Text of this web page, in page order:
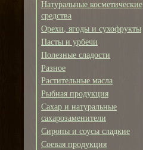
Натуральные косметические
средства
Орехи, ягоды и сухофрукты
Пасты и урбечи
Полезные сладости
Разное
Растительные масла
Рыбная продукция
Сахар и натуральные
сахарозаменители
Сиропы и соусы сладкие
Соевая продукция